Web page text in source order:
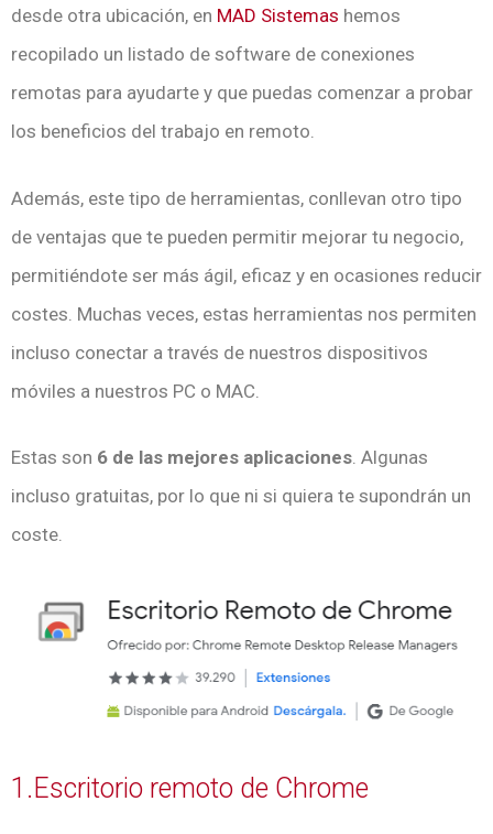
desde otra ubicación, en MAD Sistemas hemos
recopilado un listado de software de conexiones
remotas para ayudarte y que puedas comenzar a probar
los beneficios del trabajo en remoto.
Además, este tipo de herramientas, conllevan otro tipo
de ventajas que te pueden permitir mejorar tu negocio,
permitiéndote ser más ágil, eficaz y en ocasiones reducir
costes. Muchas veces, estas herramientas nos permiten
incluso conectar a través de nuestros dispositivos
móviles a nuestros PC o MAC.
Estas son 6 de las mejores aplicaciones. Algunas
incluso gratuitas, por lo que ni si quiera te supondrán un
coste.
1.Escritorio remoto de Chrome